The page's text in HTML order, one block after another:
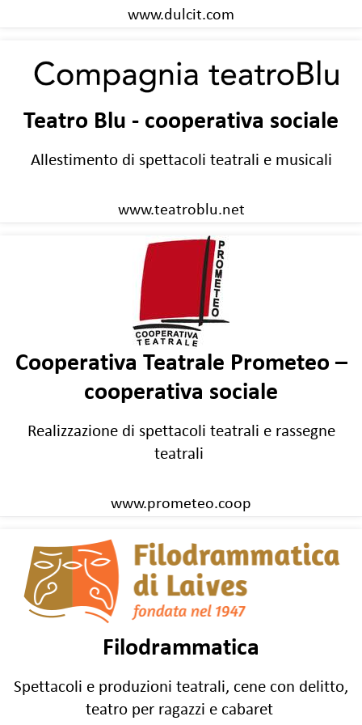
www.dulcit.com
Teatro Blu - cooperativa sociale
Allestimento di spettacoli teatrali e musicali
www.teatroblu.net
Cooperativa Teatrale Prometeo –
cooperativa sociale
Realizzazione di spettacoli teatrali e rassegne
teatrali
www.prometeo.coop
Filodrammatica
Spettacoli e produzioni teatrali, cene con delitto,
teatro per ragazzi e cabaret